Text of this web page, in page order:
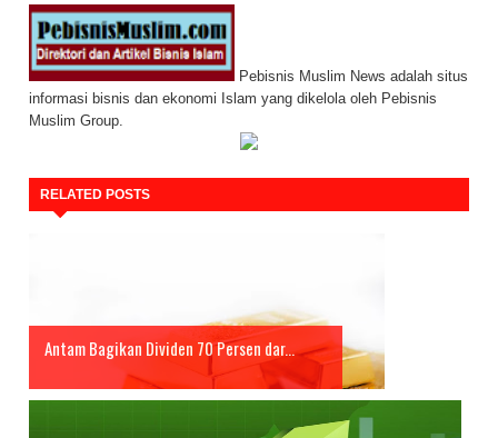
Pebisnis Muslim News adalah situs
informasi bisnis dan ekonomi Islam yang dikelola oleh Pebisnis
Muslim Group.
RELATED POSTS
Antam Bagikan Dividen 70 Persen dar...